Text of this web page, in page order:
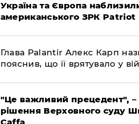
Україна та Європа
американського ЗРК Patriot
Глава Palantir Алекс Карп
пояснив, що її врятувало у
"Це важливий прецедент", –
рішення Верховного суду